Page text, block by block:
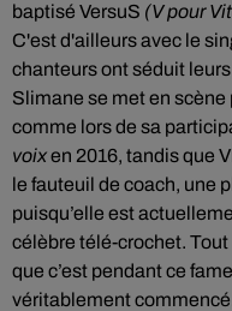
baptisé VersuS (V pour
C'estd'ailleurs avec le
chanteurs ont séduit leurs
Slimane se met en scène
comme lors de sa
voixen 2016, tandis que
le fauteuil de coach, une
puisqu’elle est
célèbre télé-crochet. Tout
que c’est pendant ce
véritablement